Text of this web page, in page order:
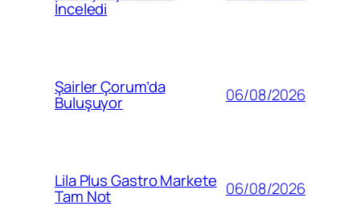
İnceledi
Şairler Çorum’da
Buluşuyor 06/08/2026
Lila Plus Gastro Markete
Tam Not 06/08/2026